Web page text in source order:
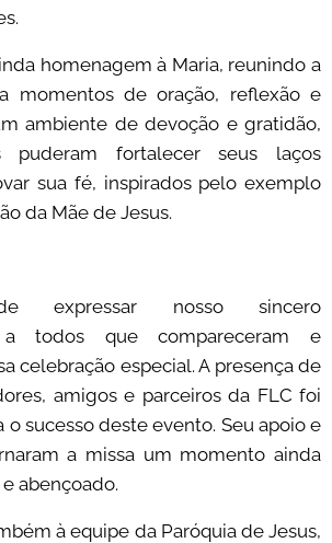
homenagem à Maria, reunindo a
momentos de oração, reflexão e
ambiente de devoção e gratidão,
puderam fortalecer seus laços
sua fé, inspirados pelo exemplo
da Mãe de Jesus.
expressar nosso sincero
a todos que compareceram e
celebração especial. A presença de
amigos e parceiros da FLC foi
sucesso deste evento. Seu apoio e
a missa um momento ainda
abençoado.
à equipe da Paróquia de Jesus,